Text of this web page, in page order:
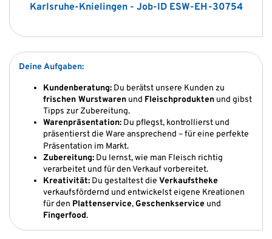
Karlsruhe-Knielingen - Job-ID ESW-EH-30754
Deine Aufgaben:
Kundenberatung: Du berätst unsere Kunden zu
frischen Wurstwaren und Fleischprodukten und gibst
Tipps zur Zubereitung.
Warenpräsentation: Du pflegst, kontrollierst und
präsentierst die Ware ansprechend – für eine perfekte
Präsentation im Markt.
Zubereitung: Du lernst, wie man Fleisch richtig
verarbeitet und für den Verkauf vorbereitet.
Kreativität: Du gestaltest die Verkaufstheke
verkaufsfördernd und entwickelst eigene Kreationen
für den Plattenservice,Geschenkservice und
Fingerfood.